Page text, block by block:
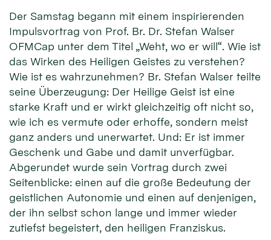
Der Samstag begann mit einem inspirierenden
Impulsvortrag von Prof. Br. Dr. Stefan Walser
OFMCap unter dem Titel „Weht, wo er will“. Wie ist
das Wirken des Heiligen Geistes zu verstehen?
Wie ist es wahrzunehmen? Br. Stefan Walser teilte
seine Überzeugung: Der Heilige Geist ist eine
starke Kraft und er wirkt gleichzeitig oft nicht so,
wie ich es vermute oder erhoffe, sondern meist
ganz anders und unerwartet. Und: Er ist immer
Geschenk und Gabe und damit unverfügbar.
Abgerundet wurde sein Vortrag durch zwei
Seitenblicke: einen auf die große Bedeutung der
geistlichen Autonomie und einen auf denjenigen,
der ihn selbst schon lange und immer wieder
zutiefst begeistert, den heiligen Franziskus.